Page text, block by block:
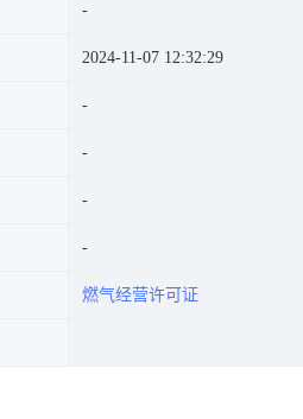
2024-11-07 12:32:29
燃气经营许可证